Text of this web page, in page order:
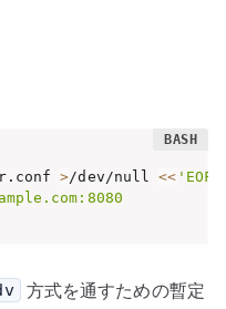
>/dev/null << 'EOF'
方式を通すための暫定